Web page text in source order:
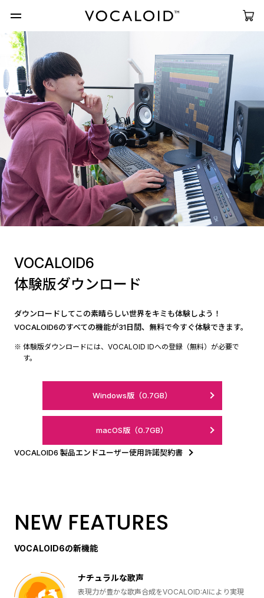
VOCALOID6
体験版ダウンロード
ダウンロードしてこの素晴らしい世界をキミも体験しよう！
VOCALOID6のすべての機能が31日間、無料で今すぐ体験できます。
体験版ダウンロードには、VOCALOID IDへの登録（無料）が必要で
す。
Windows版（0.7GB）
macOS版 （0.7GB）
VOCALOID6 製品エンドユーザー使用許諾契約書
NEW FEATURES
VOCALOID6の新機能
ナチュラルな歌声
表現力が豊かな歌声合成をVOCALOID:AIにより実現